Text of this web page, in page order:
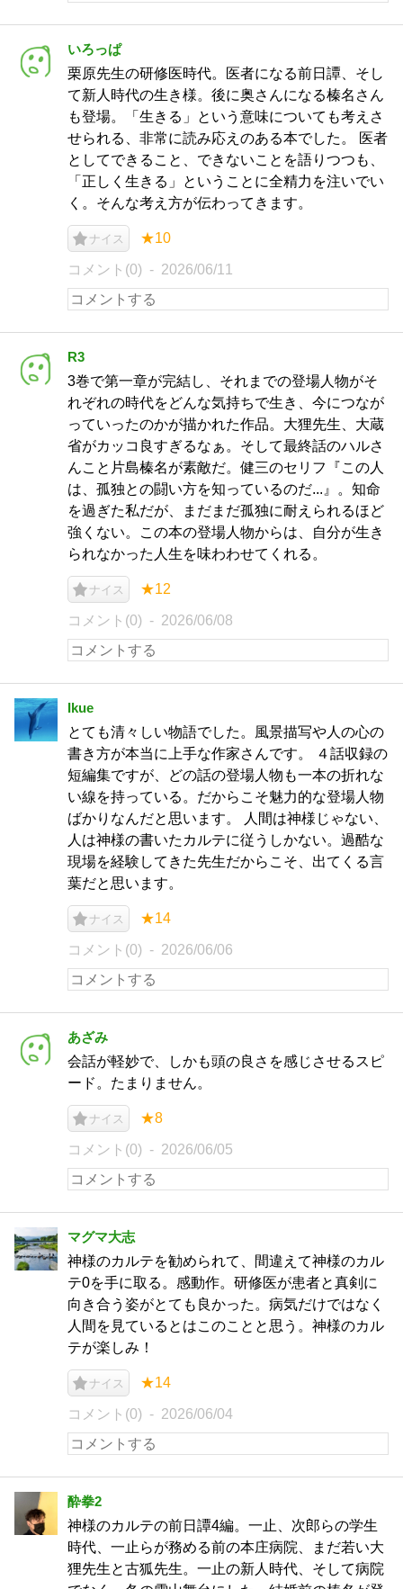
いろっぱ
栗原先生の研修医時代。医者になる前日譚、そし
て新人時代の生き様。後に奥さんになる榛名さん
も登場。「生きる」という意味についても考えさ
せられる、非常に読み応えのある本でした。 医者
としてできること、できないことを語りつつも、
「正しく生きる」ということに全精力を注いでい
く。そんな考え方が伝わってきます。
ナイス ★10
コメント(0) 2026/06/11
R3
3巻で第一章が完結し、それまでの登場人物がそ
れぞれの時代をどんな気持ちで生き、今につなが
っていったのかが描かれた作品。大狸先生、大蔵
省がカッコ良すぎるなぁ。そして最終話のハルさ
んこと片島榛名が素敵だ。健三のセリフ『この人
は、孤独との闘い方を知っているのだ...』。知命
を過ぎた私だが、まだまだ孤独に耐えられるほど
強くない。この本の登場人物からは、自分が生き
られなかった人生を味わわせてくれる。
ナイス ★12
コメント(0) 2026/06/08
Ikue
とても清々しい物語でした。風景描写や人の心の
書き方が本当に上手な作家さんです。 ４話収録の
短編集ですが、どの話の登場人物も一本の折れな
い線を持っている。だからこそ魅力的な登場人物
ばかりなんだと思います。 人間は神様じゃない、
人は神様の書いたカルテに従うしかない。過酷な
現場を経験してきた先生だからこそ、出てくる言
葉だと思います。
ナイス ★14
コメント(0) 2026/06/06
あざみ
会話が軽妙で、しかも頭の良さを感じさせるスピ
ード。たまりません。
ナイス ★8
コメント(0) 2026/06/05
マグマ大志
神様のカルテを勧められて、間違えて神様のカル
テ0を手に取る。感動作。研修医が患者と真剣に
向き合う姿がとても良かった。病気だけではなく
人間を見ているとはこのことと思う。神様のカル
テが楽しみ！
ナイス ★14
コメント(0) 2026/06/04
酔拳2
神様のカルテの前日譚4編。一止、次郎らの学生
時代、一止らが務める前の本庄病院、まだ若い大
狸先生と古狐先生。一止の新人時代、そして病院